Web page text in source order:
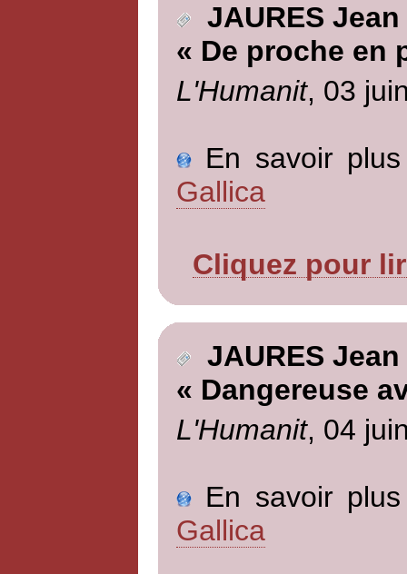
JAURES Jean
« De proche en
L'Humanit, 03
En savoir
Gallica
Cliquez pour
JAURES Jean
« Dangereuse
L'Humanit, 04
En savoir
Gallica